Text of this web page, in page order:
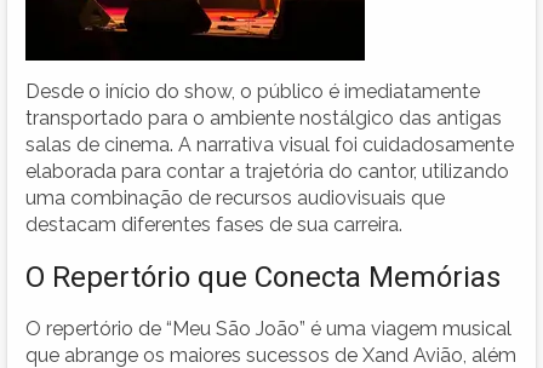
Desde o início do show, o público é imediatamente
transportado para o ambiente nostálgico das antigas
salas de cinema. A narrativa visual foi cuidadosamente
elaborada para contar a trajetória do cantor, utilizando
uma combinação de recursos audiovisuais que
destacam diferentes fases de sua carreira.
O Repertório que Conecta Memórias
O repertório de “Meu São João” é uma viagem musical
que abrange os maiores sucessos de Xand Avião, além